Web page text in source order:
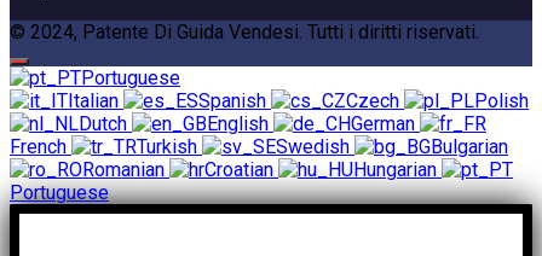
© 2024, Patente Di Guida Vendesi. Tutti i diritti riservati.
Portuguese
Italian
Spanish Czech
Polish
Dutch
English
German
French
Turkish Swedish
Bulgarian
Romanian
Croatian
Hungarian
Portuguese